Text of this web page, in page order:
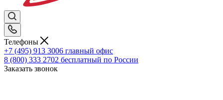
Телефоны
+7 (495) 913 3006 главный офис
8 (800) 333 2702 бесплатный по России
Заказать звонок